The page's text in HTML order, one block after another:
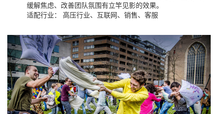
缓解焦虑、改善团队氛围有立竿见影的效果。
适配行业： 高压行业、互联网、销售、客服